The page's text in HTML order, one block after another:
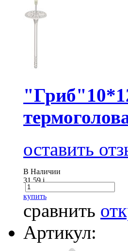
оставить
В Наличии
31.59i
купить
сравнить
Артикул: